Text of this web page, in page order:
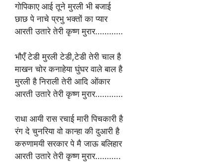
गोपिकाए आई तूने मुरली भी बजाई
छाछ पे नाचे प्रभु भक्तों का प्यार
आरती उतारे तेरी कृष्ण मुरार…………
भौएँ टेडी मुरली टेडी,टेडी तेरी चाल है
माखन चोर कनाहेया घुंघर वाले बाल है
मुरली है निराली तेरी आदि ओंकार
आरती उतारे तेरी कृष्ण मुरार…………
राधा आयी रास रचाई मारी पिचकारी है
रंग दे चुनरिया वो कान्हा की दुआरी है
करुणामयी सरकार पे मै जाऊ बलिहार
आरती उतारे तेरी कृष्ण मुरार………..